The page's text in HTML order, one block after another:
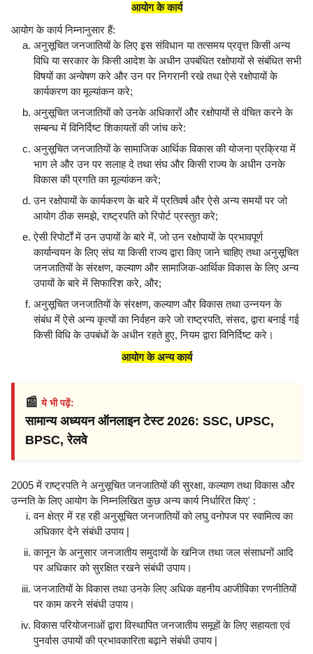
आयोग के कार्य
आयोग के कार्य निम्नानुसार हैं:
अनुसूचित जनजातियों के लिए इस संविधान या तत्समय प्रवृत्त किसी अन्य
विधि या सरकार के किसी आदेश के अधीन उपबंधित रक्षोपायों से संबंधित सभी
विषयों का अन्वेषण करे और उन पर निगरानी रखे तथा ऐसे रक्षोपायों के
कार्यकरण का मूल्यांकन करे;
अनुसूचित जनजातियों को उनके अधिकारों और रक्षोपायों से वंचित करने के
सम्बन्ध में विनिर्दिष्ट शिकायतों की जांच करे:
अनुसूचित जनजातियों के सामाजिक आर्थिक विकास की योजना प्रक्रिया में
भाग ले और उन पर सलाह दे तथा संघ और किसी राज्य के अधीन उनके
विकास की प्रगति का मूल्यांकन करे;
उन रक्षोपायों के कार्यकरण के बारे में प्रतिवर्ष और ऐसे अन्य समयों पर जो
आयोग ठीक समझे, राष्ट्रपति को रिपोर्ट प्रस्तुत करे;
ऐसी रिपोर्टों में उन उपायों के बारे में, जो उन रक्षोपायों के प्रभावपूर्ण
कार्यान्वयन के लिए संघ या किसी राज्य द्वारा किए जाने चाहिए तथा अनुसूचित
जनजातियों के संरक्षण, कल्याण और सामाजिक-आर्थिक विकास के लिए अन्य
उपायों के बारे में सिफारिश करे, और;
अनुसूचित जनजातियों के संरक्षण, कल्याण और विकास तथा उन्नयन के
संबंध में ऐसे अन्य कृत्यों का निर्वहन करे जो राष्ट्रपति, संसद, द्वारा बनाई गई
किसी विधि के उपबंधों के अधीन रहते हुए, नियम द्वारा विनिर्दिष्ट करे।
आयोग के अन्य कार्य
📰ये भी पढ़ें:
सामान्य अध्ययन ऑनलाइन टेस्ट 2026: SSC, UPSC,
BPSC, रेलवे
2005 में राष्ट्रपति ने अनुसूचित जनजातियों की सुरक्षा, कल्याण तथा विकास और
उन्नति के लिए आयोग के निम्नलिखित कुछ अन्य कार्य निर्धारित किए' :
वन क्षेत्र में रह रही अनुसूचित जनजातियों को लघु वनोपज पर स्वामित्व का
अधिकार देने संबंधी उपाय |
कानून के अनुसार जनजातीय समुदायों के खनिज तथा जल संसाधनों आदि
पर अधिकार को सुरक्षित रखने संबंधी उपाय।
जनजातियों के विकास तथा उनके लिए अधिक वहनीय आजीविका रणनीतियों
पर काम करने संबंधी उपाय।
विकास परियोजनाओं द्वारा विस्थापित जनजातीय समूहों के लिए सहायता एवं
पुनर्वास उपायों की प्रभावकारिता बढ़ाने संबंधी उपाय |